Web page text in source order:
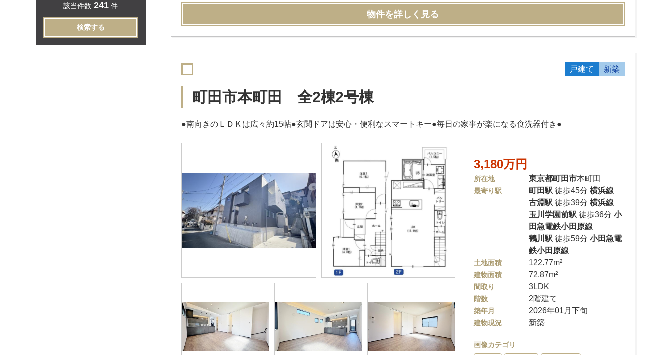
物件を詳しく見る
戸建て 新築
町田市本町田 全2棟2号棟
●南向きのＬＤＫは広々約15帖●玄関ドアは安心・便利なスマートキー●毎日の家事が楽になる食洗器付き●
3,180万円
所在地 東京都町田市本町田
最寄り駅 町田駅 徒歩45分横浜線
古淵駅 徒歩39分横浜線
玉川学園前駅 徒歩36分小
田急電鉄小田原線
鶴川駅 徒歩59分小田急電
鉄小田原線
土地面積 122.77m²
建物面積 72.87m²
間取り 3LDK
階数 2階建て
築年月 2026年01月下旬
建物現況 新築
画像カテゴリ
該当件数 241 件
検索する